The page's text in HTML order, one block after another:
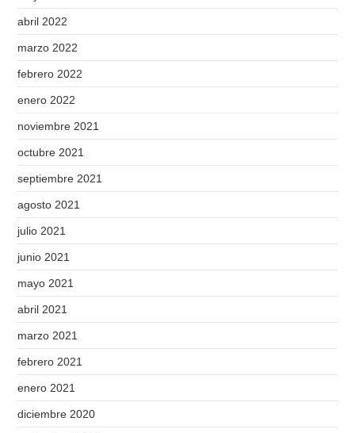
abril 2022
marzo 2022
febrero 2022
enero 2022
noviembre 2021
octubre 2021
septiembre 2021
agosto 2021
julio 2021
junio 2021
mayo 2021
abril 2021
marzo 2021
febrero 2021
enero 2021
diciembre 2020